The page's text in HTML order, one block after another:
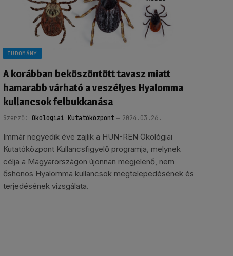
TUDOMÁNY
A korábban beköszöntött tavasz miatt
hamarabb várható a veszélyes Hyalomma
kullancsok felbukkanása
Szerző: Ökológiai Kutatóközpont 2024.03.26.
Immár negyedik éve zajlik a HUN-REN Ökológiai
Kutatóközpont Kullancsfigyelő programja, melynek
célja a Magyarországon újonnan megjelenő, nem
őshonos Hyalomma kullancsok megtelepedésének és
terjedésének vizsgálata.